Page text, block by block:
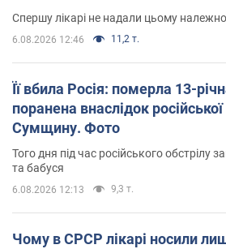
Спершу лікарі не надали цьому
6.08.2026 12:46 11,2 т.
Її вбила Росія: померла 13-
поранена внаслідок
Сумщину. Фото
Того дня під час російського обстрілу
та бабуся
6.08.2026 12:13 9,3 т.
Чому в СРСР лікарі носили